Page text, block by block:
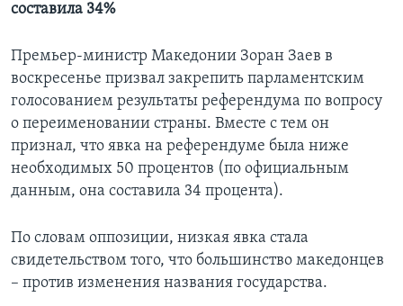
составила 34%
Премьер-министр Македонии Зоран Заев в
воскресенье призвал закрепить парламентским
голосованием результаты референдума по вопросу
о переименовании страны. Вместе с тем он
признал, что явка на референдуме была ниже
необходимых 50 процентов (по официальным
данным, она составила 34 процента).
По словам оппозиции, низкая явка стала
свидетельством того, что большинство македонцев
– против изменения названия государства.